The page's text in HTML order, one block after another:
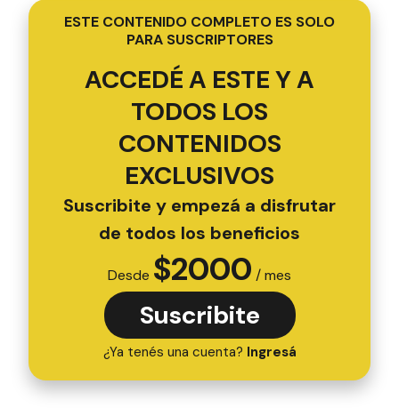
ESTE CONTENIDO COMPLETO ES SOLO
PARA SUSCRIPTORES
ACCEDÉ A ESTE Y A
TODOS LOS
CONTENIDOS
EXCLUSIVOS
Suscribite y empezá a disfrutar
de todos los beneficios
Desde $2000 / mes
Suscribite
¿Ya tenés una cuenta? Ingresá